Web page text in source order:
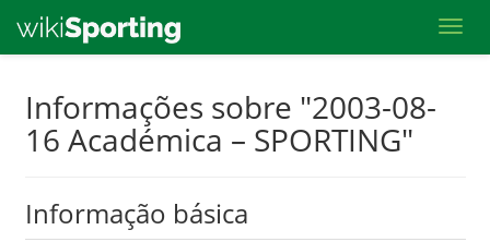
main
Informações sobre "2003-08-
16 Académica – SPORTING"
Informação básica